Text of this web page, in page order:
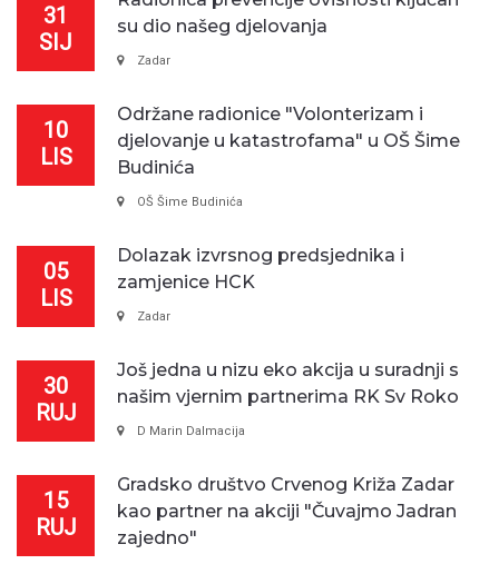
31
SIJ
su dio našeg djelovanja
Zadar
10
LIS
Održane radionice "Volonterizam i
djelovanje u katastrofama" u OŠ Šime
Budinića
OŠ Šime Budinića
05
LIS
Dolazak izvrsnog predsjednika i
zamjenice HCK
Zadar
30
RUJ
Još jedna u nizu eko akcija u suradnji s
našim vjernim partnerima RK Sv Roko
D Marin Dalmacija
15
RUJ
Gradsko društvo Crvenog Križa Zadar
kao partner na akciji "Čuvajmo Jadran
zajedno"